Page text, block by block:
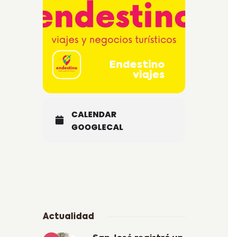
Endestino
viajes
CALENDAR
GOOGLECAL
Actualidad